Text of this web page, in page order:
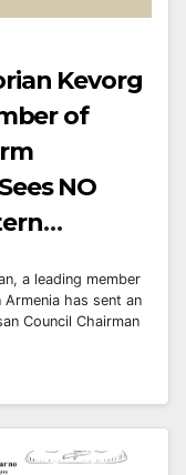
Kevorg
of
NO
a leading member
has sent an
Council Chairman